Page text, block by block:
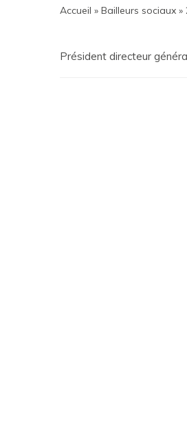
Président directeur
Accueil » Bailleurs sociaux »